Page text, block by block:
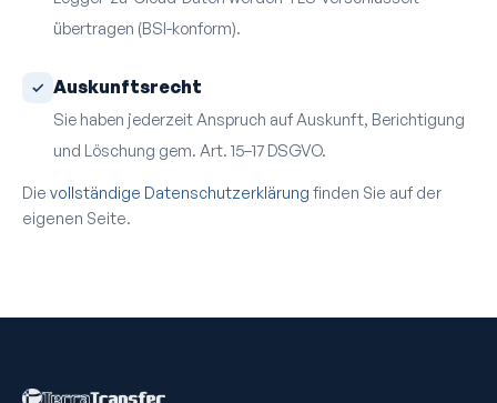
übertragen (BSI-konform).
Auskunfts­recht
Sie haben jederzeit Anspruch auf Auskunft, Berichtigung
und Löschung gem. Art. 15–17 DSGVO.
Die vollständige Datenschutzerklärung finden Sie auf der
eigenen Seite.